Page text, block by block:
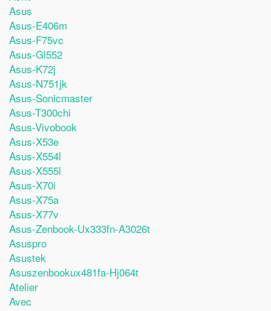
Asus
Asus-E406m
Asus-F75vc
Asus-Gl552
Asus-K72j
Asus-N751jk
Asus-Sonicmaster
Asus-T300chi
Asus-Vivobook
Asus-X53e
Asus-X554l
Asus-X555l
Asus-X70i
Asus-X75a
Asus-X77v
Asus-Zenbook-Ux333fn-A3026t
Asuspro
Asustek
Asuszenbookux481fa-Hj064t
Atelier
Avec